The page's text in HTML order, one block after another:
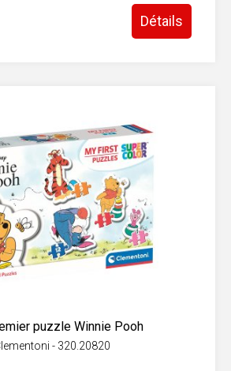
Détails
puzzle Winnie Pooh
- 320.20820